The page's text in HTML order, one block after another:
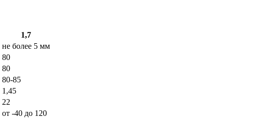
1,7
не более 5 мм
80
80
80-85
1,45
22
от -40 до 120